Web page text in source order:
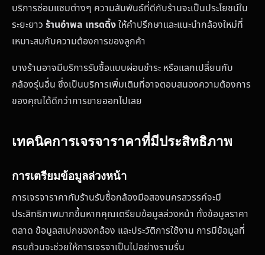
บริการซ่อมแซมต่างๆ ความสัมพันธ์ที่ดีกับร้านจะเป็นประโยชน์ใน
ระยะยาว ร้านอำพล เทรดดิ้งให้คำปรึกษาและแนะนำกล้องใหม่ที่
เหมาะสมกับความต้องการของลูกค้า
บางร้านอาจมีบริการรับซื้อแบบผ่อนชำระ หรือแลกเปลี่ยนกับ
กล้องรุ่นอื่น ซึ่งเป็นบริการเพิ่มเติมที่อาจตอบสนองความต้องการ
ของคุณได้ดีกว่าการขายออกไปเลย
เทคนิคการเจรจาราคาที่มีประสิทธิภาพ
การเตรียมข้อมูลล่วงหน้า
การเจรจาราคากับร้านรับซื้อกล้องมือสองนครสวรรค์จะมี
ประสิทธิภาพมากขึ้นหากคุณเตรียมข้อมูลล่วงหน้า ทั้งข้อมูลราคา
ตลาด ข้อมูลสเปกของกล้อง และประวัติการใช้งาน การมีข้อมูลที่
ครบถ้วนจะช่วยให้การเจรจาเป็นไปอย่างราบรื่น